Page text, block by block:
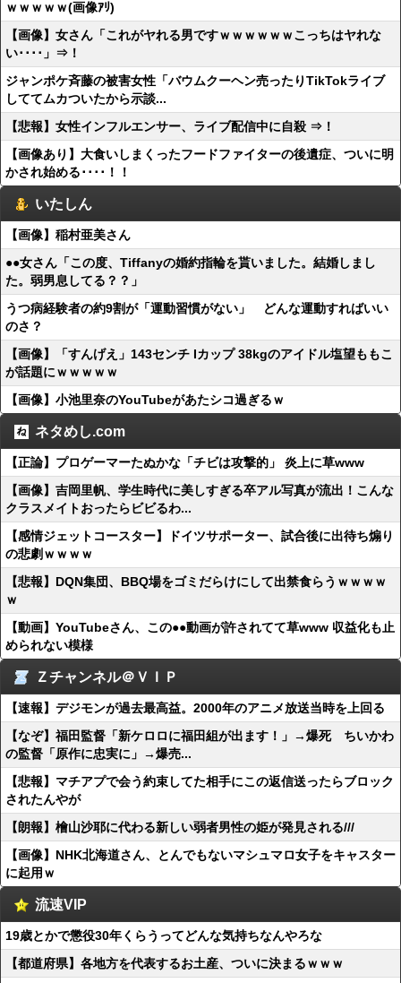
ｗｗｗｗｗ(画像ｱﾘ)
【画像】女さん「これがヤれる男ですｗｗｗｗｗｗこっちはヤれな
い････」⇒！
ジャンポケ斉藤の被害女性「バウムクーヘン売ったりTikTokライブ
しててムカついたから示談...
【悲報】女性インフルエンサー、ライブ配信中に自殺 ⇒！
【画像あり】大食いしまくったフードファイターの後遺症、ついに明
かされ始める････！！
いたしん
【画像】稲村亜美さん
●●女さん「この度、Tiffanyの婚約指輪を貰いました。結婚しまし
た。弱男息してる？？」
うつ病経験者の約9割が「運動習慣がない」 どんな運動すればいい
のさ？
【画像】「すんげえ」143センチ Iカップ 38kgのアイドル塩望ももこ
が話題にｗｗｗｗｗ
【画像】小池里奈のYouTubeがあたシコ過ぎるｗ
ネタめし.com
【正論】プロゲーマーたぬかな「チビは攻撃的」 炎上に草www
【画像】吉岡里帆、学生時代に美しすぎる卒アル写真が流出！こんな
クラスメイトおったらビビるわ...
【感情ジェットコースター】ドイツサポーター、試合後に出待ち煽り
の悲劇ｗｗｗｗ
【悲報】DQN集団、BBQ場をゴミだらけにして出禁食らうｗｗｗｗ
ｗ
【動画】YouTubeさん、この●●動画が許されてて草www 収益化も止
められない模様
Ｚチャンネル＠ＶＩＰ
【速報】デジモンが過去最高益。2000年のアニメ放送当時を上回る
【なぞ】福田監督「新ケロロに福田組が出ます！」→爆死 ちいかわ
の監督「原作に忠実に」→爆売...
【悲報】マチアプで会う約束してた相手にこの返信送ったらブロック
されたんやが
【朗報】檜山沙耶に代わる新しい弱者男性の姫が発見される///
【画像】NHK北海道さん、とんでもないマシュマロ女子をキャスター
に起用ｗ
流速VIP
19歳とかで懲役30年くらうってどんな気持ちなんやろな
【都道府県】各地方を代表するお土産、ついに決まるｗｗｗ